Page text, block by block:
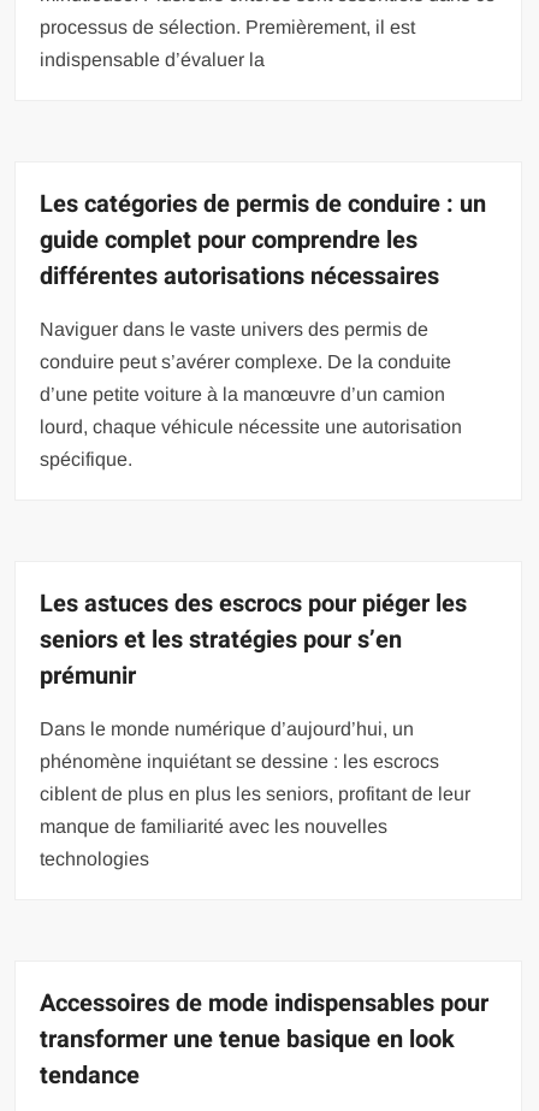
processus de sélection. Premièrement, il est
indispensable d’évaluer la
Les catégories de permis de conduire : un
guide complet pour comprendre les
différentes autorisations nécessaires
Naviguer dans le vaste univers des permis de
conduire peut s’avérer complexe. De la conduite
d’une petite voiture à la manœuvre d’un camion
lourd, chaque véhicule nécessite une autorisation
spécifique.
Les astuces des escrocs pour piéger les
seniors et les stratégies pour s’en
prémunir
Dans le monde numérique d’aujourd’hui, un
phénomène inquiétant se dessine : les escrocs
ciblent de plus en plus les seniors, profitant de leur
manque de familiarité avec les nouvelles
technologies
Accessoires de mode indispensables pour
transformer une tenue basique en look
tendance